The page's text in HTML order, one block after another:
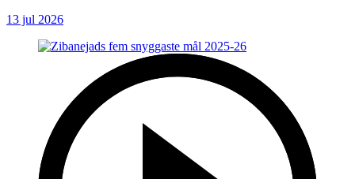
13 jul 2026